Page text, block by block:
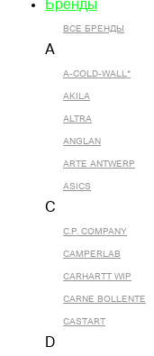
Бренды
ВСЕ БРЕНДЫ
A
A-COLD-WALL*
AKILA
ALTRA
ANGLAN
ARTE ANTWERP
ASICS
C
C.P. COMPANY
CAMPERLAB
CARHARTT WIP
CARNE BOLLENTE
CASTART
D